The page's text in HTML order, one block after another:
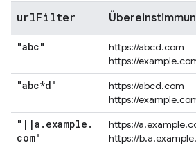
urlFilter
"abc"
https://abcd.com
https://
"abc*d"
https://abcd.com
https://
" | |a . example .
com"
https://
https://